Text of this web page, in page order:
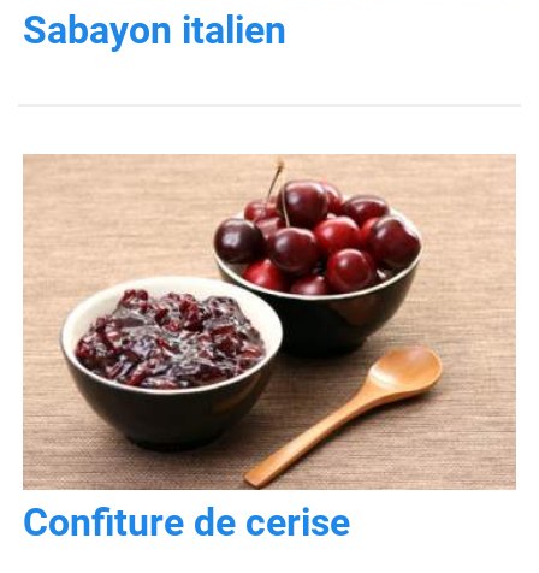
Sabayon italien
Confiture de cerise